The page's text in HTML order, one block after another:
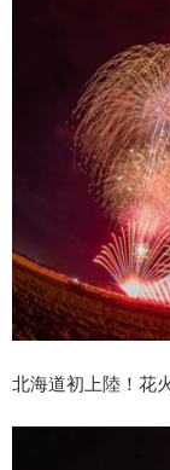
北海道初上陸！花